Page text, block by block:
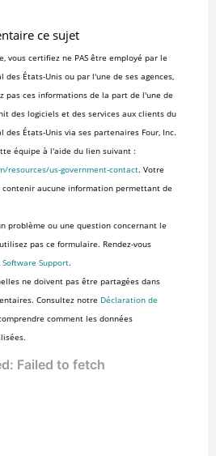
ce sujet
vous certifiez ne PAS être employé par le
des États-Unis ou par l'une de ses agences,
pas ces informations de la part de l'une de
des logiciels et des services aux clients du
des États-Unis via ses partenaires Four, Inc.
équipe à l'aide du lien suivant :
resources/us-government-contact. Votre
aucune information permettant de
problème ou une question concernant le
pas ce formulaire. Rendez-vous
Software Support.
ne doivent pas être partagées dans
Consultez notre Déclaration de
comment les données